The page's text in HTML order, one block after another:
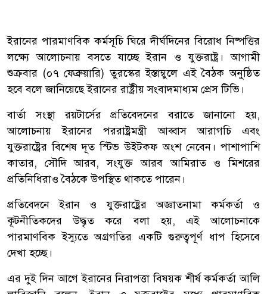
ইরানের পারমাণবিক কর্মসূচি ঘিরে দীর্ঘদিনের বিরোধ নিষ্পত্তির
লক্ষ্যে আলোচনায় বসতে যাচ্ছে ইরান ও যুক্তরাষ্ট্র। আগামী
শুক্রবার (০৭ ফেব্রুয়ারি) তুরস্কের ইস্তাম্বুলে এই বৈঠক অনুষ্ঠিত
হবে বলে জানিয়েছে ইরানের রাষ্ট্রীয় সংবাদমাধ্যম প্রেস টিভি।
বার্তা সংস্থা রয়টার্সের প্রতিবেদনের বরাতে জানানো হয়,
আলোচনায় ইরানের পররাষ্ট্রমন্ত্রী আব্বাস আরাগচি এবং
যুক্তরাষ্ট্রের বিশেষ দূত স্টিভ উইটকফ অংশ নেবেন। পাশাপাশি
কাতার, সৌদি আরব, সংযুক্ত আরব আমিরাত ও মিশরের
প্রতিনিধিরাও বৈঠকে উপস্থিত থাকতে পারেন।
প্রতিবেদনে ইরান ও যুক্তরাষ্ট্রের অজ্ঞাতনামা কর্মকর্তা ও
কূটনীতিকদের উদ্ধৃত করে বলা হয়, এই আলোচনাকে
পারমাণবিক ইস্যুতে অগ্রগতির একটি গুরুত্বপূর্ণ ধাপ হিসেবে
দেখা হচ্ছে।
এর দুই দিন আগে ইরানের নিরাপত্তা বিষয়ক শীর্ষ কর্মকর্তা আলি